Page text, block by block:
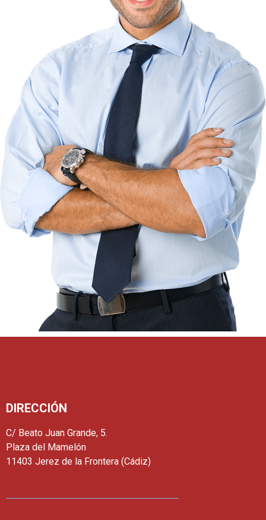
DIRECCIÓN
C/ Beato Juan Grande, 5.
Plaza del Mamelón
11403 Jerez de la Frontera (Cádiz)